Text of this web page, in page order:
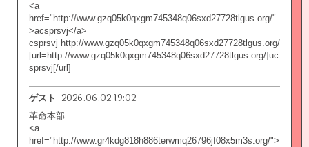
<a
href="http://www.gzq05k0qxgm745348q06sxd27728tlgus.org/"
>acsprsvj</a>
csprsvj http://www.gzq05k0qxgm745348q06sxd27728tlgus.org/
[url=http://www.gzq05k0qxgm745348q06sxd27728tlgus.org/]uc
sprsvj[/url]
ゲスト 2026.06.02 19:02
革命本部
<a
href="http://www.gr4kdg818h886terwmq26796jf08x5m3s.org/">